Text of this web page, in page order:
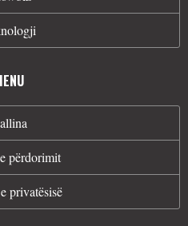
përdorimit
privatësisë